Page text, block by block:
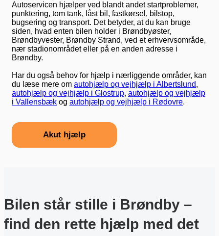
Autoservicen hjælper ved blandt andet startproblemer,
punktering, tom tank, låst bil, fastkørsel, bilstop,
bugsering og transport. Det betyder, at du kan bruge
siden, hvad enten bilen holder i Brøndbyøster,
Brøndbyvester, Brøndby Strand, ved et erhvervsområde,
nær stadionområdet eller på en anden adresse i
Brøndby.
Har du også behov for hjælp i nærliggende områder, kan
du læse mere om autohjælp og vejhjælp i Albertslund,
autohjælp og vejhjælp i Glostrup, autohjælp og vejhjælp
i Vallensbæk og autohjælp og vejhjælp i Rødovre.
Akut hjælp
Bilen står stille i Brøndby –
find den rette hjælp med det